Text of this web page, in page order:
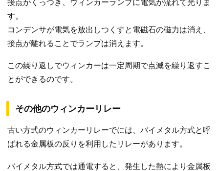
接点がくっつき、ウィンカーランプに電気が流れて光りま
す。
コンデンサが電気を放出しつくすと電磁石の磁力は消え、
接点が離れることでランプは消えます。
この繰り返しでウィンカーは一定周期で点滅を繰り返すこ
とができるのです。
その他のウィンカーリレー
古い方式のウィンカーリレーでには、バイメタル方式と呼
ばれる金属板の反りを利用したリレーがあります。
バイメタル方式では通電すると、発生した熱により金属板